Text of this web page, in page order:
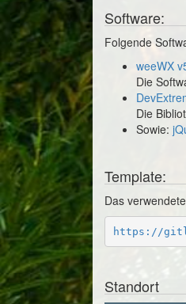
Software:
Folgende
weeWX
Die
Die
Sowie:
Template:
Das
https://
Standort